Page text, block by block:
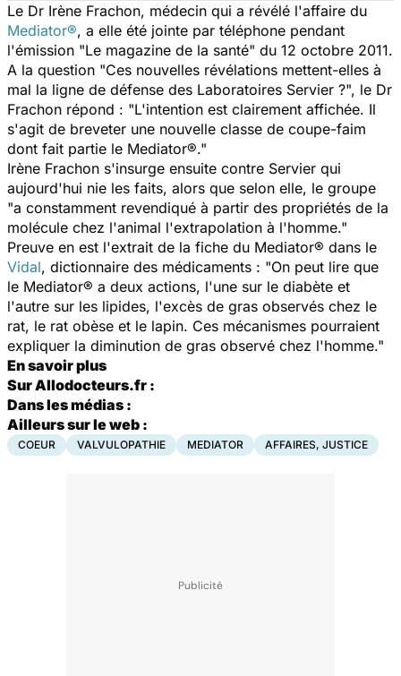
Le Dr Irène Frachon, médecin qui a révélé l'affaire du
Mediator®, a elle été jointe par téléphone pendant
l'émission "Le magazine de la santé" du 12 octobre 2011.
A la question "Ces nouvelles révélations mettent-elles à
mal la ligne de défense des Laboratoires Servier ?", le Dr
Frachon répond : "L'intention est clairement affichée. Il
s'agit de breveter une nouvelle classe de coupe-faim
dont fait partie le Mediator®."
Irène Frachon s'insurge ensuite contre Servier qui
aujourd'hui nie les faits, alors que selon elle, le groupe
"a constamment revendiqué à partir des propriétés de la
molécule chez l'animal l'extrapolation à l'homme."
Preuve en est l'extrait de la fiche du Mediator® dans le
Vidal, dictionnaire des médicaments : "On peut lire que
le Mediator® a deux actions, l'une sur le diabète et
l'autre sur les lipides, l'excès de gras observés chez le
rat, le rat obèse et le lapin. Ces mécanismes pourraient
expliquer la diminution de gras observé chez l'homme."
En savoir plus
Sur Allodocteurs.fr :
Dans les médias :
Ailleurs sur le web :
COEUR VALVULOPATHIE MEDIATOR AFFAIRES, JUSTICE